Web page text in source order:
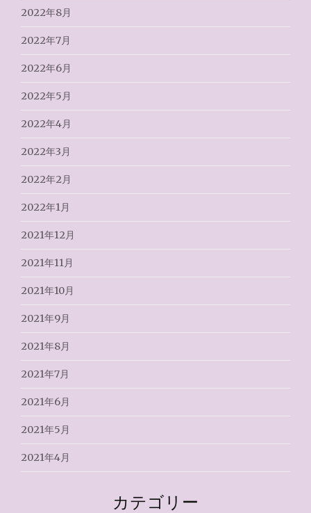
2022年8月
2022年7月
2022年6月
2022年5月
2022年4月
2022年3月
2022年2月
2022年1月
2021年12月
2021年11月
2021年10月
2021年9月
2021年8月
2021年7月
2021年6月
2021年5月
2021年4月
カテゴリー